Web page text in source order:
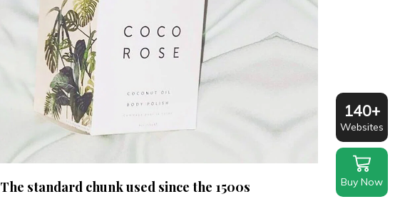
The standard chunk used since the 1500s
140+
Websites
Buy Now